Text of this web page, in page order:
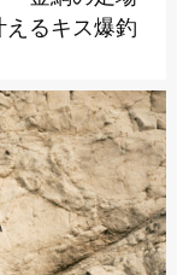
るキス爆釣